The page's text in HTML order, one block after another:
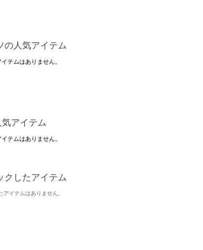
の人気アイテム
テムはありません。
気アイテム
テムはありません。
クしたアイテム
アイテムはありません。